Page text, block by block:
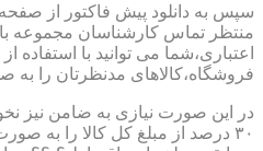
سپس به دانلود پیش فاکتور از
منتظر تماس کارشناسان مجموعه
اعتباری،شما می توانید با استفاده
فروشگاه،کالاهای مدنظرتان را
در این صورت نیازی به ضامن نیز
۳۰ درصد از مبلغ کل کالا را به